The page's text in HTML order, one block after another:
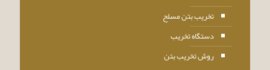
تخریب بتن مسلح
دستگاه تخریب
روش تخریب بتن